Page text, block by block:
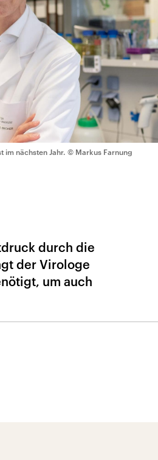
im nächsten Jahr. © Markus Farnung
durch die
der Virologe
um auch